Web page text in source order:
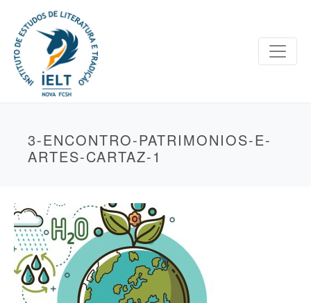
3-ENCONTRO-PATRIMONIOS-E-
ARTES-CARTAZ-1